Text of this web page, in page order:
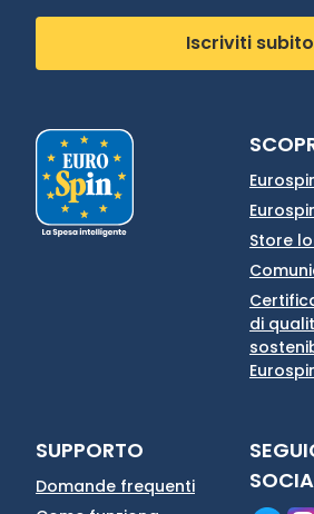
Iscriviti subito
Store
di
SUPPORTO
Domande frequenti